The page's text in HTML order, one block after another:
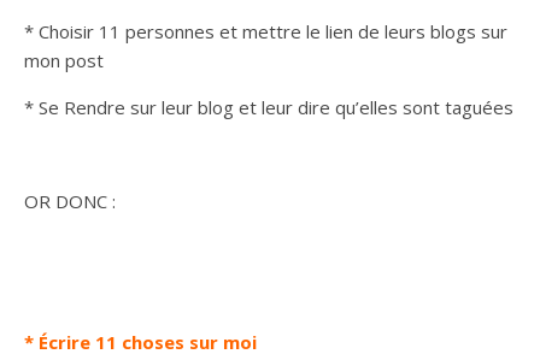
* Choisir 11 personnes et mettre le lien de leurs blogs sur
mon post
* Se Rendre sur leur blog et leur dire qu’elles sont taguées
OR DONC :
* Écrire 11 choses sur moi